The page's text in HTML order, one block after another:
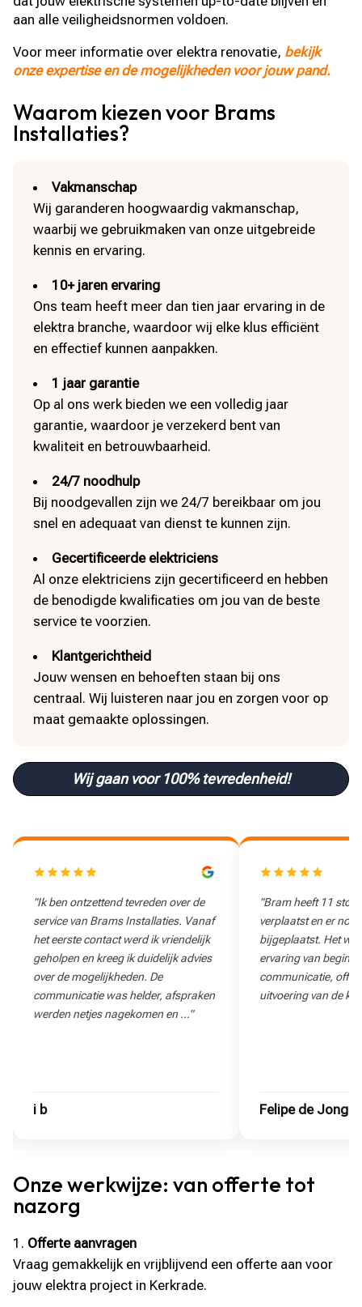
aan alle veiligheidsnormen voldoen.
Voor meer informatie over elektra renovatie, bekijk
onze expertise en de mogelijkheden voor jouw pand.
Waarom kiezen voor Brams
Installaties?
Vakmanschap
Wij garanderen hoogwaardig vakmanschap,
waarbij we gebruikmaken van onze uitgebreide
kennis en ervaring.
10+ jaren ervaring
Ons team heeft meer dan tien jaar ervaring in de
elektra branche, waardoor wij elke klus efficiënt
en effectief kunnen aanpakken.
1 jaar garantie
Op al ons werk bieden we een volledig jaar
garantie, waardoor je verzekerd bent van
kwaliteit en betrouwbaarheid.
24/7 noodhulp
Bij noodgevallen zijn we 24/7 bereikbaar om jou
snel en adequaat van dienst te kunnen zijn.
Gecertificeerde elektriciens
Al onze elektriciens zijn gecertificeerd en hebben
de benodigde kwalificaties om jou van de beste
service te voorzien.
Klantgerichtheid
Jouw wensen en behoeften staan bij ons
centraal. Wij luisteren naar jou en zorgen voor op
maat gemaakte oplossingen.
Wij gaan voor 100% tevredenheid!
"Ik ben ontzettend tevreden over de
service van Brams Installaties. Vanaf
het eerste contact werd ik vriendelijk
geholpen en kreeg ik duidelijk advies
over de mogelijkheden. De
communicatie was helder, afspraken
werden netjes nagekomen en …"
i b
"Bram heeft 11
verplaatst en er nog
bijgeplaatst. Het
ervaring van begin
communicatie,
uitvoering van de
Felipe de Jong
Onze werkwijze: van offerte tot
nazorg
Offerte aanvragen
Vraag gemakkelijk en vrijblijvend een offerte aan voor
jouw elektra project in Kerkrade.